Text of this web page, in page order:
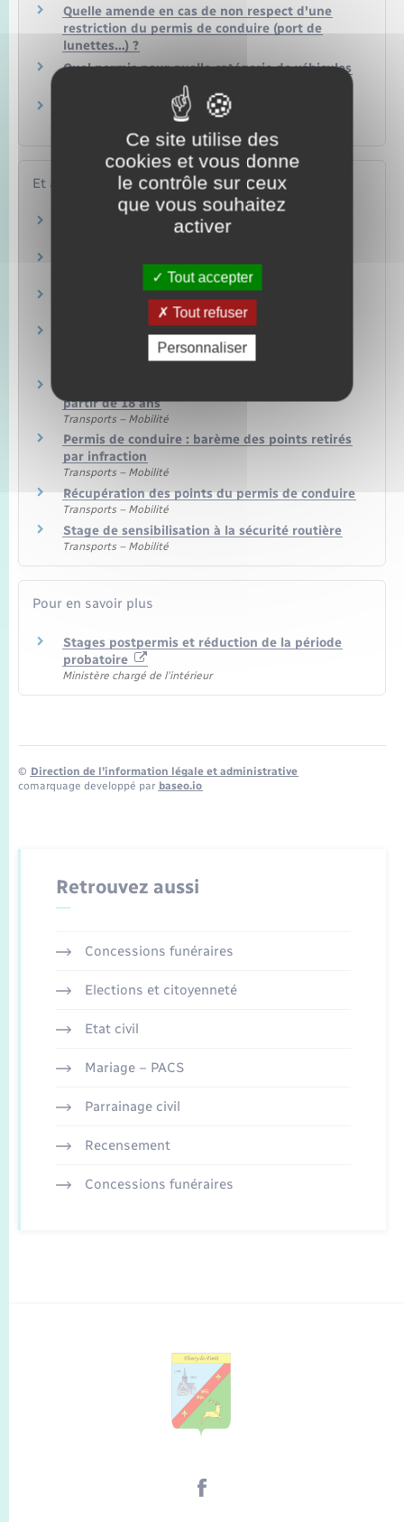
Quelle amende en cas de non respect d'une
restriction du permis de conduire (port de
lunettes…) ?
Quel permis pour quelle catégorie de véhicules
Solde du permis de conduire : comment
connaître son nombre de points ?
Et aussi
Permis de conduire
Transports – Mobilité
Permis B : voiture ou camionnette
Transports – Mobilité
Permis de conduire : apprentissage anticipé
(AAC) à partir de 15 ans
Transports – Mobilité
partir de 18 ans
Transports – Mobilité
Permis de conduire : barème des points retirés
par infraction
Transports – Mobilité
Récupération des points du permis de conduire
Transports – Mobilité
Stage de sensibilisation à la sécurité routière
Transports – Mobilité
Pour en savoir plus
Stages postpermis et réduction de la période
probatoire
Ministère chargé de l'intérieur
© Direction de l’information légale et administrative
comarquage developpé par baseo.io
Retrouvez aussi
Concessions funéraires
Elections et citoyenneté
Etat civil
Mariage – PACS
Parrainage civil
Recensement
Concessions funéraires
Ce site utilise des
cookies et vous donne
le contrôle sur ceux
que vous souhaitez
activer
Tout accepter
Tout refuser
Personnaliser